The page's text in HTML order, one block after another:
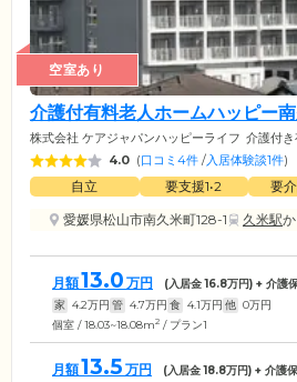
空室あり
介護付有料老人ホームハッピー
株式会社 ケアジャパンハッピーライフ 介護付
4.0 (口コミ4件 /入居体験談1件)
自立 要支援1•2 要
愛媛県松山市南久米町128-1
久米駅
月額13.0 万円 (入居金16.8万円) + 介護
家 4.2万円 管 4.7万円 食 4.1万円 他 0万円
個室 / 18.03~18.08m2 / プラン1
月額13.5 万円 (入居金18.8万円) + 介護